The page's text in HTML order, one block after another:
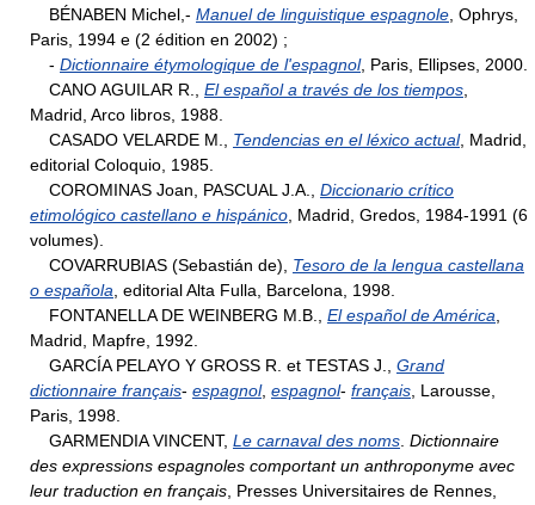
BÉNABEN Michel,- Manuel de linguistique espagnole , Ophrys,
Paris, 1994 e (2 édition en 2002) ;
- Dictionnaire étymologique de l'espagnol, Paris, Ellipses, 2000.
CANO AGUILAR R., El español a través de los tiempos
Madrid, Arco libros, 1988.
CASADO VELARDE M., Tendencias en el léxico actual, Madrid,
editorial Coloquio, 1985.
COROMINAS Joan, PASCUAL J.A., Diccionario crítico
etimológico castellano e hispánico , Madrid, Gredos, 1984-1991 (6
volumes).
COVARRUBIAS (Sebastián de), Tesoro de la lengua castellana
o española , editorial Alta Fulla, Barcelona, 1998.
FONTANELLA DE WEINBERG M.B., El español de América
Madrid, Mapfre, 1992.
GARCÍA PELAYO Y GROSS R. et TESTAS J., Grand
dictionnaire français- espagnol, espagnol- français , Larousse,
Paris, 1998.
GARMENDIA VINCENT, Le carnaval des noms Dictionnaire
des expressions espagnoles comportant un anthroponyme avec
leur traduction en français , Presses Universitaires de Rennes,